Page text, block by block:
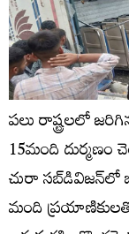
పలు రాష్ట్రలలో
15మంది
చురా స‌బ్‌డివిజ‌న్‌లో
మంది ప్రయాణికులతో